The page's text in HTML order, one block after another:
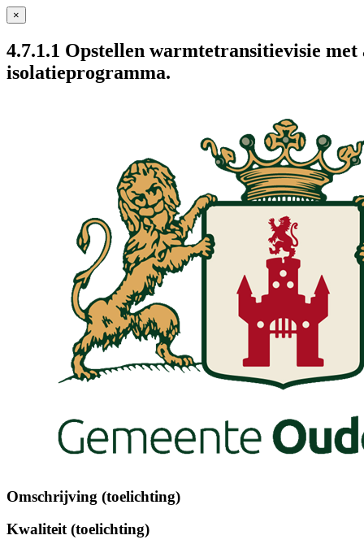
×
4.7.1.1 Opstellen warmtetransitievisie
isolatieprogramma.
Omschrijving (toelichting)
Kwaliteit (toelichting)